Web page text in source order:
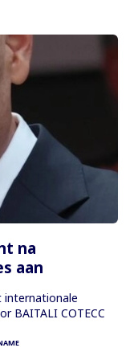
na
aan
internationale
BAITALI COTECC